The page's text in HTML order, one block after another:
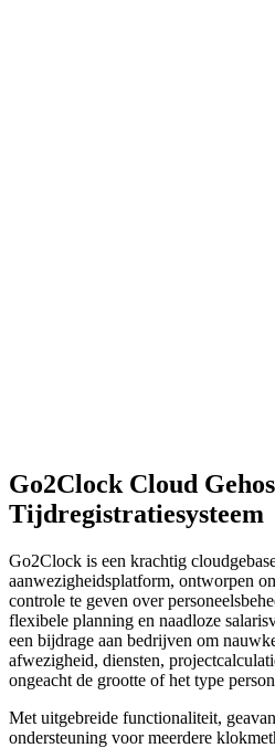
Go2Clock Cloud
Tijdregistratiesysteem
Go2Clock is een krachtig
aanwezigheidsplatform, ontworpen
controle te geven over
flexibele planning en naadloze
een bijdrage aan bedrijven om
afwezigheid, diensten,
ongeacht de grootte of het type
Met uitgebreide functionaliteit,
ondersteuning voor meerdere